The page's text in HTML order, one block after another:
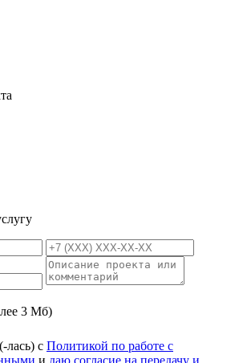
3 Мб)
лась) с Политикой по работе с
и даю согласие на передачу и